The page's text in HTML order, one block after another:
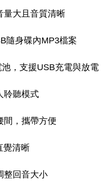
量大且音質清晰
隨身碟內MP3檔案
，支援USB充電與放電
聆聽模式
間，攜帶方便
覺清晰
整回音大小